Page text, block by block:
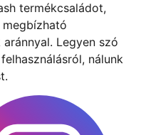
termékcsaládot,
Legyen szó
nálunk